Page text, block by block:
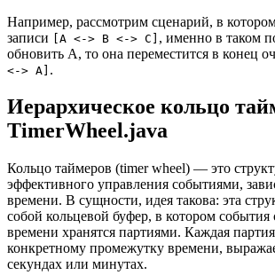
Например, рассмотрим сценарий, в
записи [A <-> B <-> C] , именно в таком
обновить A, то она переместится в конец
<-> A] .
Иерархическое кольцо
TimerWheel.java
Кольцо таймеров (timer wheel) — это
эффективного управления событиями,
времени. В сущности, идея такова: эта
собой кольцевой буфер, в котором события
времени хранятся партиями. Каждая партия
конкретному промежутку времени,
секундах или минутах.